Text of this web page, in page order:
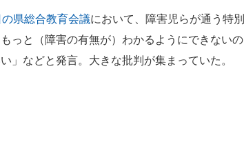
の県総合教育会議において、障害児らが通う特別
っと（障害の有無が）わかるようにできないの
」などと発言。大きな批判が集まっていた。